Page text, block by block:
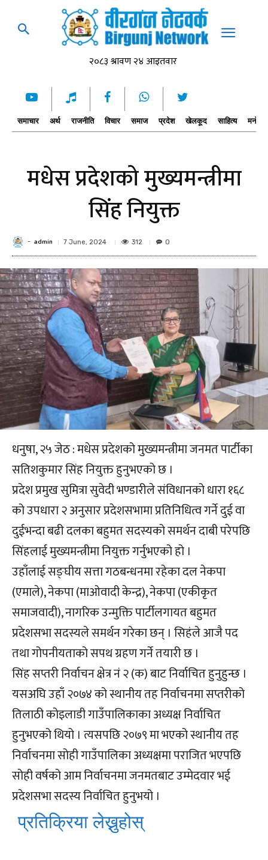
समाचार अर्थ राजनीति विचार समाज प्रदेश खेलकूद साहित्य
मधेस प्रदेशको मुख्यमन्त्रीमा
सिंह नियुक्त
- admin 7 June, 2024 312 0
धनुषा, २५ जेठ : मधेस प्रदेशको मुख्यमन्त्रीमा जनमत पार्टीका
सतिशकुमार सिंह नियुक्त हुनुभएको छ ।
प्रदेश प्रमुख सुमित्रा सुवेदी भण्डारीले संविधानको धारा १६८
को उपधारा २ अनुसार प्रदेशसभामा प्रतिनिधित्व गर्ने दुई वा
दुईभन्दा बढी दलका बहुमत सदस्यको समर्थन दाबी परेपछि
सिंहलाई मुख्यमन्त्रीमा नियुक्त गर्नुभएको हो ।
उहाँलाई सङ्घीय सत्ता गठबन्धनमा रहेका दल नेकपा
(एमाले), नेकपा (माओवादी केन्द्र), नेकपा (एकीकृत
समाजवादी), नागरिक उन्मुक्ति पार्टीलगायत बहुमत
प्रदेशसभा सदस्यले समर्थन गरेका छन् । सिहंले आजै पद
तथा गोपनीयताको सपथ ग्रहण गर्ने तयारी छ ।
सिंह सप्तरी निर्वाचन क्षेत्र नं २ (क) बाट निर्वाचित हुनुहुन्छ ।
यसअघि उहाँ २०७४ को स्थानीय तह निर्वाचनमा सप्तरीको
तिलाठी कोइलाडी गाउँपालिकाका अध्यक्ष निर्वाचित
हुनुभएको थियो । त्यसपछि २०७९ मा भएको स्थानीय तह
निर्वाचनमा सोही गाउँपालिका अध्यक्षमा पराजित भएपछि
सोही वर्षको आम निर्वाचनमा जनमतबाट उम्मेदवार भई
प्रदेशसभा सदस्य निर्वाचित हुनुभयो ।
प्रतिक्रिया लेख्नुहोस्